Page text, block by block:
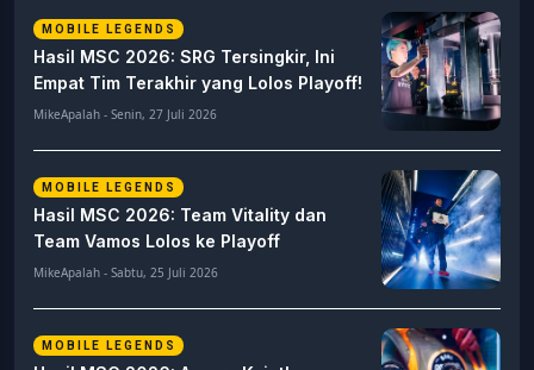
MOBILE LEGENDS
Hasil MSC 2026: SRG Tersingkir, Ini
Empat Tim Terakhir yang Lolos Playoff!
MikeApalah - Senin, 27 Juli 2026
MOBILE LEGENDS
Hasil MSC 2026: Team Vitality dan
Team Vamos Lolos ke Playoff
MikeApalah - Sabtu, 25 Juli 2026
MOBILE LEGENDS